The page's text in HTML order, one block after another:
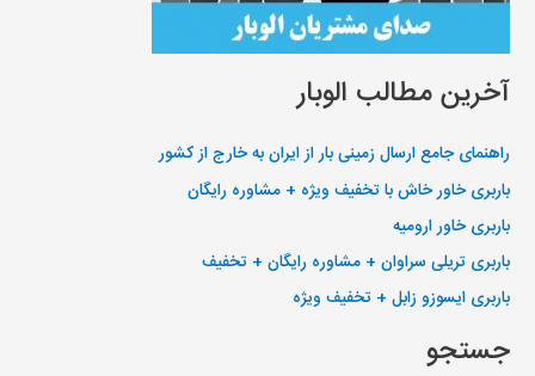
آخرین مطالب الوبار
راهنمای جامع ارسال زمینی بار از ایران به خارج از کشور
باربری خاور خاش با تخفیف ویژه + مشاوره رایگان
باربری خاور ارومیه
باربری تریلی سراوان + مشاوره رایگان + تخفیف
باربری ایسوزو زابل + تخفیف ویژه
جستجو